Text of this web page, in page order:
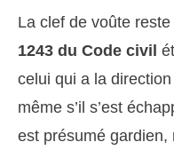
La clef de voûte
1243 du Code civil
celui qui a la
même s’il s’est
est présumé